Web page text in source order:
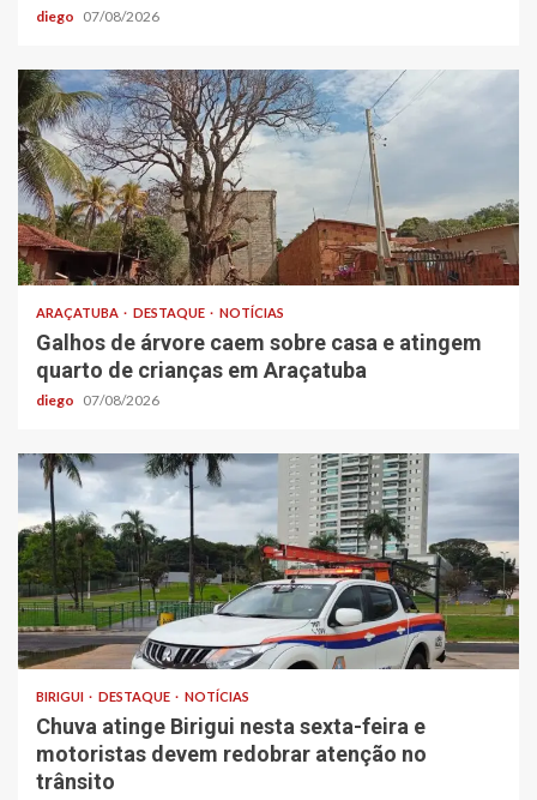
diego 07/08/2026
ARAÇATUBA DESTAQUE NOTÍCIAS
Galhos de árvore caem sobre casa e atingem
quarto de crianças em Araçatuba
diego 07/08/2026
BIRIGUI DESTAQUE NOTÍCIAS
Chuva atinge Birigui nesta sexta-feira e
motoristas devem redobrar atenção no
trânsito